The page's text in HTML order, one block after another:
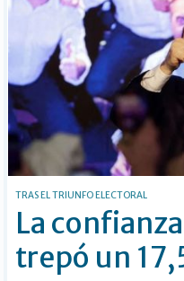
TRAS EL TRIUNFO ELECTORAL
La
trepó un